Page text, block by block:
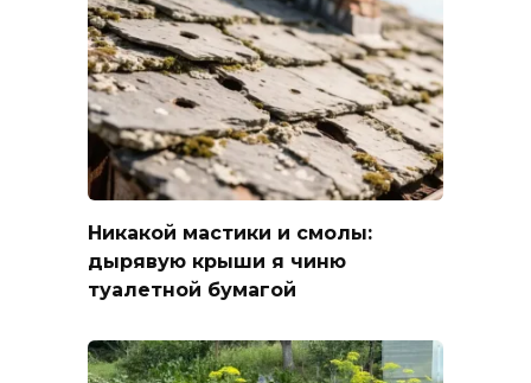
Никакой мастики и смолы:
дырявую крыши я чиню
туалетной бумагой